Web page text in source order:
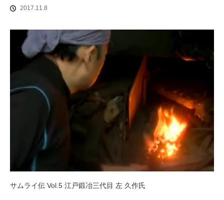
2017.11.8
サムライ伝 Vol.5 江戸鍛冶三代目 左 久作氏